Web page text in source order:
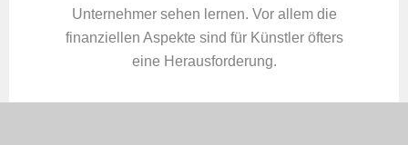
Unternehmer sehen lernen. Vor allem die
finanziellen Aspekte sind für Künstler öfters
eine Herausforderung.